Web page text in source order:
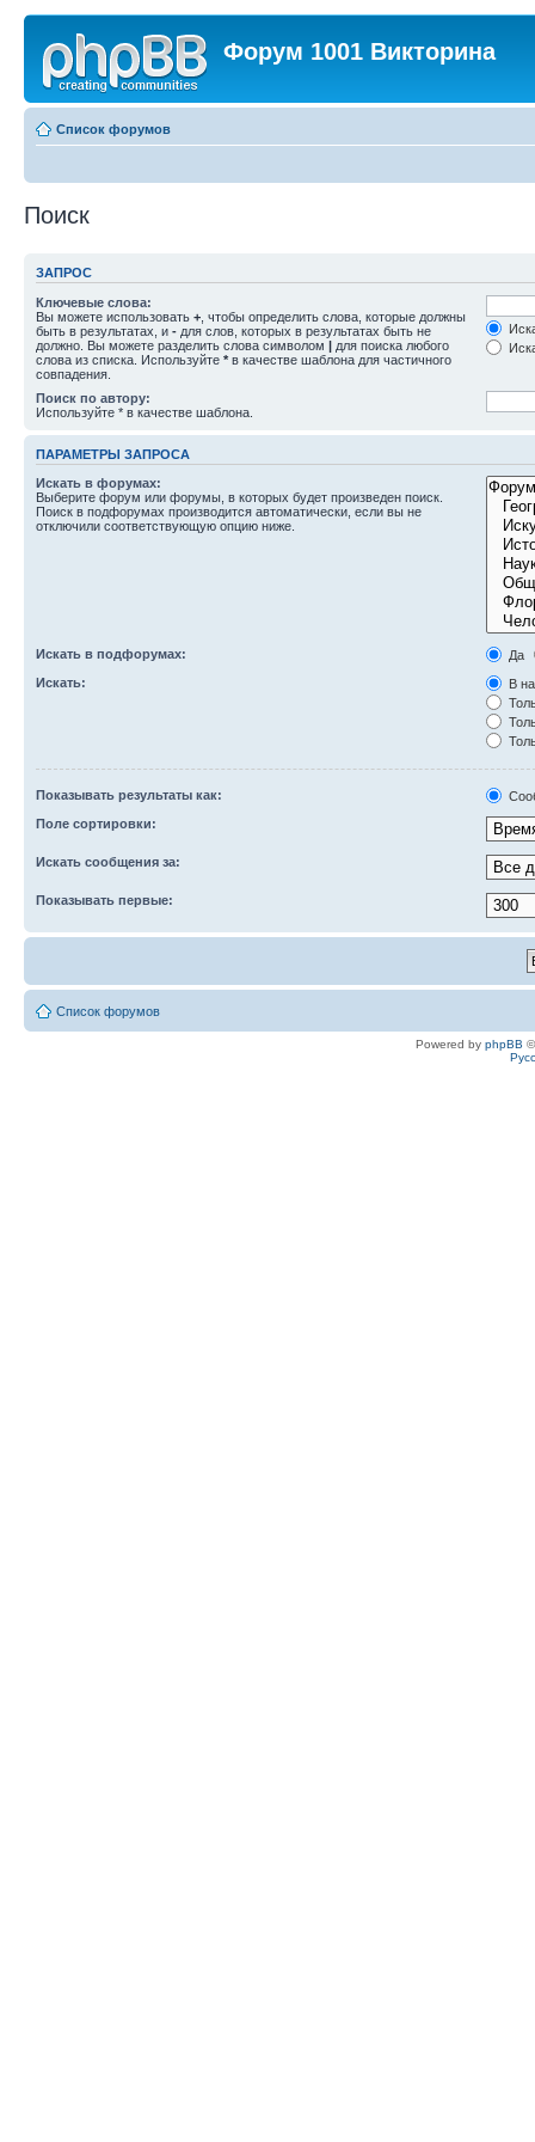
Форум 1001 Викторина
Список форумов
Поиск
ЗАПРОС
Ключевые слова:
Вы можете использовать + , чтобы определить слова, которые должны
быть в результатах, и - для слов, которых в результатах быть не
должно. Вы можете разделить слова символом | для поиска любого
слова из списка. Используйте * в качестве шаблона для частичного
совпадения.
Поиск по автору:
Используйте * в качестве шаблона.
ПАРАМЕТРЫ ЗАПРОСА
Искать в форумах:
Выберите форум или форумы, в которых будет произведен поиск.
Поиск в подфорумах производится автоматически, если вы не
отключили соответствующую опцию ниже.
Искать в подфорумах:
Да
Искать:
В
Показывать результаты как:
Поле сортировки:
Искать сообщения за:
Показывать первые:
Список форумов
Powered by phpBB